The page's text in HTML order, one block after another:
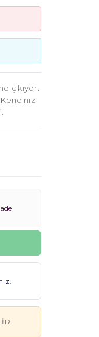
çıkıyor.
Kendiniz